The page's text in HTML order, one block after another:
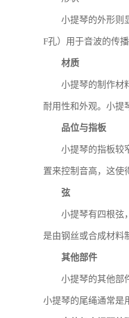
小提琴的外形则
F孔）用于音波的传
材质
小提琴的制作材
耐用性和外观。小提
品位与指板
小提琴的指板较
置来控制音高，这使
弦
小提琴有四根弦
是由钢丝或合成材料
其他部件
小提琴的其他部
小提琴的尾绳通常是